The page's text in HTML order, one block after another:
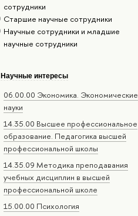
сотрудники
Старшие научные сотрудники
Научные сотрудники и младшие
научные сотрудники
Научные интересы
06.00.00 Экономика. Экономические
науки
14.35.00 Высшее профессиональное
образование. Педагогика высшей
профессиональной школы
14.35.09 Методика преподавания
учебных дисциплин в высшей
профессиональной школе
15.00.00 Психология